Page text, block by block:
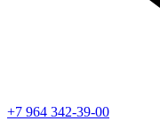
+7 964 342-39-00